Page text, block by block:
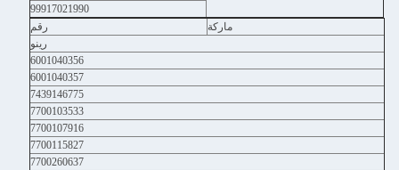
99917021990
ماركة
رقم
رينو
6001040356
6001040357
7439146775
7700103533
7700107916
7700115827
7700260637